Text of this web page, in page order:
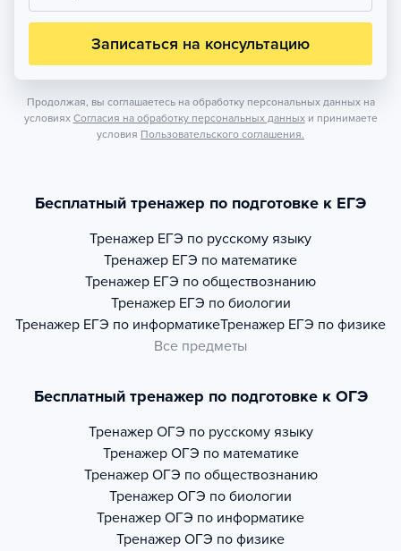
Записаться на консультацию
Продолжая, вы соглашаетесь на обработку персональных данных на
условиях Согласия на обработку персональных данных и принимаете
условия Пользовательского соглашения.
Бесплатный тренажер по подготовке к ЕГЭ
Тренажер ЕГЭ по русскому языку
Тренажер ЕГЭ по математике
Тренажер ЕГЭ по обществознанию
Тренажер ЕГЭ по биологии
Тренажер ЕГЭ по информатикеТренажер ЕГЭ по физике
Все предметы
Бесплатный тренажер по подготовке к ОГЭ
Тренажер ОГЭ по русскому языку
Тренажер ОГЭ по математике
Тренажер ОГЭ по обществознанию
Тренажер ОГЭ по биологии
Тренажер ОГЭ по информатике
Тренажер ОГЭ по физике